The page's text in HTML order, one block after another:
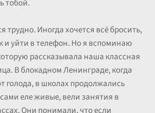
тобой.
трудно. Иногда хочется всё бросить,
и уйти в телефон. Но я вспоминаю
рассказывала наша классная
В блокадном Ленинграде, когда
голода, в школах продолжались
еле живые, вели занятия в
Они понимали, что если